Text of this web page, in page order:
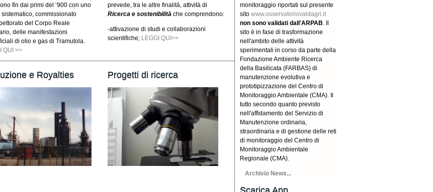
fin dai primi del ‘900 con uno
sistematico, commissionato
del Corpo Reale
delle manifestazioni
di olio e gas di Tramutola.
QUI >>
prevede, tra le altre finalità, attività di
Ricerca e sostenibilità che comprendono:
-attivazione di studi e collaborazioni
scientifiche; LEGGI QUI>>
e Royalties Progetti di ricerca
monitoraggio riportati sul presente
sito www.osservatoriovaldagri.it
non sono validati dall'ARPAB. Il
sito è in fase di trasformazione
nell'ambito delle attività
sperimentali in corso da parte della
Fondazione Ambiente Ricerca
della Basilicata (FARBAS) di
manutenzione evolutiva e
prototipizzazione del Centro di
Monitoraggio Ambientale (CMA). Il
tutto secondo quanto previsto
nell'affidamento del Servizio di
Manutenzione ordinaria,
straordinaria e di gestione delle reti
di monitoraggio del Centro di
Monitoraggio Ambientale
Regionale (CMA).
Archivio News...